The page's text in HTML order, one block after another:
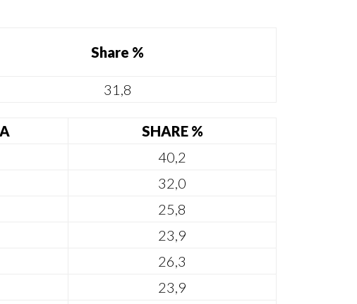
Share %
31,8
SHARE %
40,2
32,0
25,8
23,9
26,3
23,9